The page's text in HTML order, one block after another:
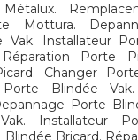
Mottura.
Vak. Installateur
Porte
Changer
Porte Blindée
Porte
Installateur
Bricard.